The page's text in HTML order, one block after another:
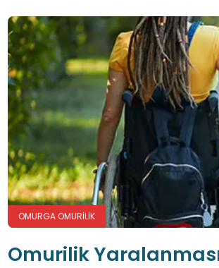
OMURGA OMURILIK
Omurilik